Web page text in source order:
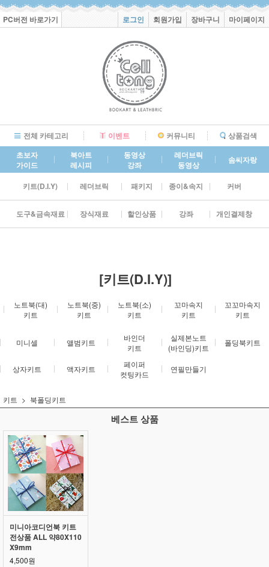
PC버전 바로가기 로그인 회원가입 장바구니 마이페이지
전체 카테고리 이벤트 커뮤니티
상품검색
초보자
가이드
북아트
레시피
동영상
강좌
레더브릭
동영상
솜씨자랑
키트(D.I.Y) 레더브릭 패키지 종이&속지 커버
도구&금속재료 장식재료 할인상품 강좌 개인결제창
[키트(D.I.Y)]
노트북(대)
키트
노트북(중)
키트
노트북(소)
키트
꼬마속지
키트
꼬꼬마속지
키트
미니셀 앨범키트
바인더
키트
실제본노트
(바인딩)키트
폴딩북키트
상자키트 액자키트
페이퍼
컷팅카드
연필만들기
키트 북폴딩키트
베스트 상품
미니아코디언북 키트
전상품 ALL 약80X110
X9mm
4,500원